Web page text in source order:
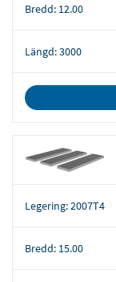
Bredd: 12.00
Längd:3000
Legering:2007T4
Bredd: 15.00